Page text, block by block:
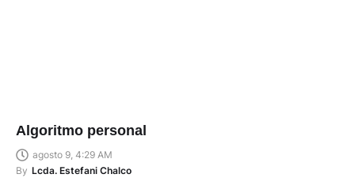
Algoritmo personal
agosto 9, 4:29 AM
By Lcda. Estefani Chalco